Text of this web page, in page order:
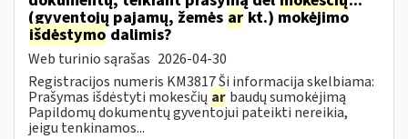
(gyventojų pajamų, žemės ar kt.) mokėjimo
išdėstymo dalimis?
Web turinio sąrašas 2026-04-30
Registracijos numeris KM3817 Ši informacija skelbiama:
Prašymas išdėstyti mokesčių ar baudų sumokėjimą
Papildomų dokumentų gyventojui pateikti nereikia,
jeigu tenkinamos...